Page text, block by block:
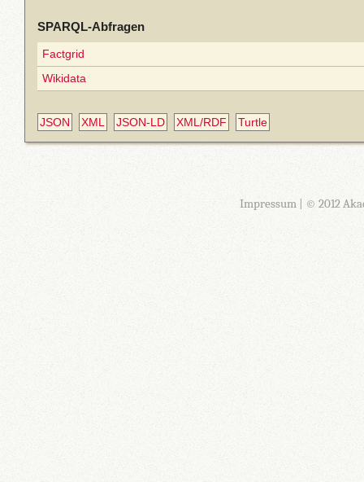
SPARQL-Abfragen
Factgrid
Wikidata
JSON XML JSON-LD XML/RDF Turtle
Impressum| © 2012